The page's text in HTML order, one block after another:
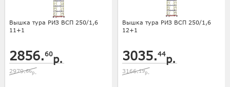
Вышка тура РИЗ ВСП 250/1,6
11+1
2856.60р.
2979.66р.
Вышка тура РИЗ ВСП 250/1,6
12+1
3035.44р.
3166.19р.